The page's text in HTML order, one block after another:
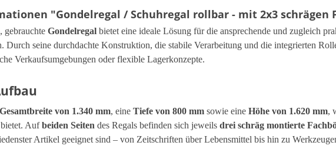
"Gondelregal / Schuhregal rollbar - mit 2x3 schrägen
gebrauchte Gondelregal bietet eine ideale Lösung für die ansprechende und zugleich
Durch seine durchdachte Konstruktion, die stabile Verarbeitung und die integrierten
Verkaufsumgebungen oder flexible Lagerkonzepte.
Gesamtbreite von 1.340 mm, eine Tiefe von 800 mm sowie eine Höhe von 1.620 mm,
bietet. Aufbeiden Seiten des Regals befinden sich jeweils drei schräg montierte
Artikel geeignet sind – von Zeitschriften über Lebensmittel bis hin zu